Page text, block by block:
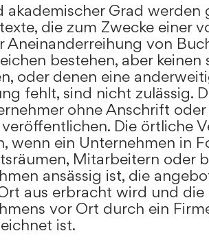
akademischer Grad werden
die zum Zwecke einer
Aneinanderreihung von
bestehen, aber keinen
oder denen eine
fehlt, sind nicht zulässig.
ohne Anschrift
Die örtliche
wenn ein Unternehmen in
Mitarbeitern oder
ansässig ist, die
aus erbracht wird und die
vor Ort durch ein
ist.